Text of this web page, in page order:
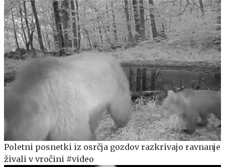
Poletni posnetki iz osrčja gozdov razkrivajo ravnanje
živali v vročini #video